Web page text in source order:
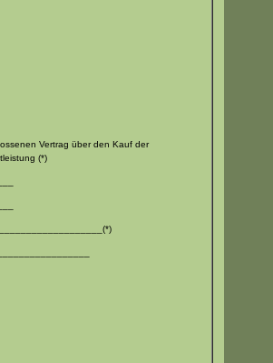
Vertrag über den Kauf der
(*)